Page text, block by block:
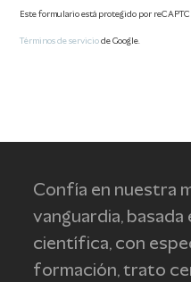
Este formulario está protegido por
Términos de serviciode Google.
left
blank
Confía en nuestra
vanguardia, basada
científica, con
formación, trato